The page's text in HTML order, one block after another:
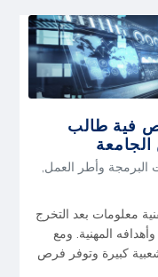
فية طالب
البرمجة وأطر العمل
معلومات بعد التخرج
المهنية. ومع
كبيرة وتوفر فرص